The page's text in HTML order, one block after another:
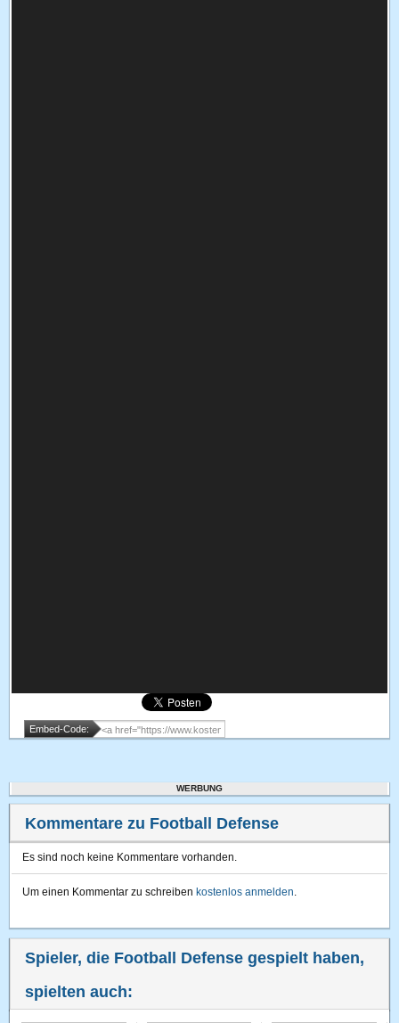
Embed-Code:
WERBUNG
Kommentare zu Football Defense
Es sind noch keine Kommentare vorhanden.
Um einen Kommentar zu schreiben kostenlos anmelden.
Spieler, die Football Defense gespielt haben,
spielten auch: